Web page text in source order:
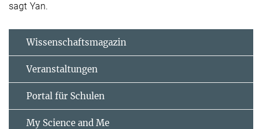
sagt Yan.
Wissenschaftsmagazin
Veranstaltungen
Portal für Schulen
My Science and Me